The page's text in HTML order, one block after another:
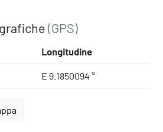
(GPS)
Longitudine
E 9.1850094 °